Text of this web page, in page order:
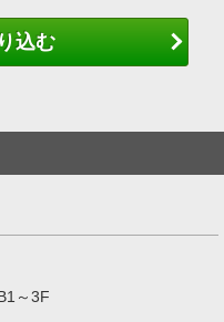
込む
～3F